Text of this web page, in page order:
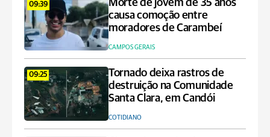
09:39
Morte de jovem de 35 anos
causa comoção entre
moradores de Carambeí
CAMPOS GERAIS
09:25
Tornado deixa rastros de
destruição na Comunidade
Santa Clara, em Candói
COTIDIANO